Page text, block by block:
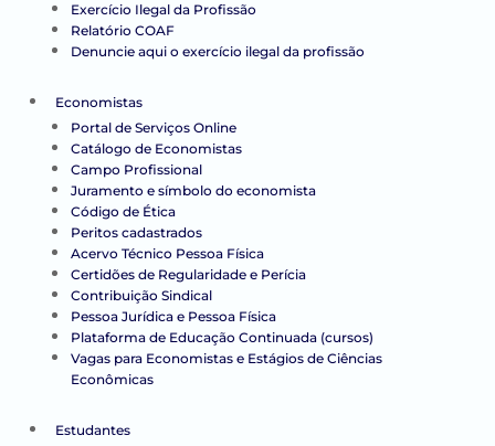
Exercício Ilegal da Profissão
Relatório COAF
Denuncie aqui o exercício ilegal da profissão
Economistas
Portal de Serviços Online
Catálogo de Economistas
Campo Profissional
Juramento e símbolo do economista
Código de Ética
Peritos cadastrados
Acervo Técnico Pessoa Física
Certidões de Regularidade e Perícia
Contribuição Sindical
Pessoa Jurídica e Pessoa Física
Plataforma de Educação Continuada (cursos)
Vagas para Economistas e Estágios de Ciências
Econômicas
Estudantes